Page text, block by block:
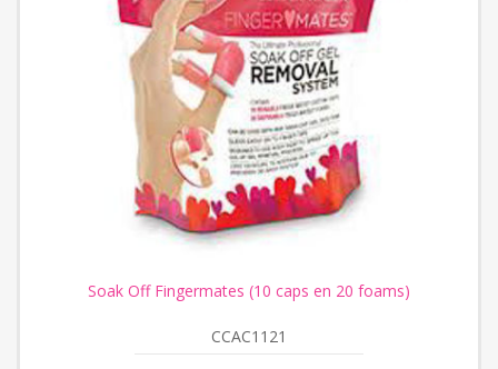
Soak Off Fingermates (10 caps en 20 foams)
CCAC1121